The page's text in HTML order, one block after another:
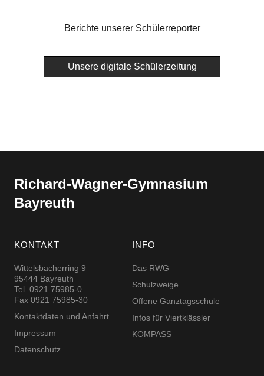
Berichte unserer Schülerreporter
Unsere digitale Schülerzeitung
Richard-​​Wagner-​​Gymnasium
Bayreuth
KONTAKT
Wittelsbacherring 9
95444 Bayreuth
Tel. 0921 75985-0
Fax 0921 75985-30
Kontaktdaten und Anfahrt
Impressum
Datenschutz
INFO
Das RWG
Schulzweige
Offene Ganztagsschule
Infos für Viertklässler
KOMPASS